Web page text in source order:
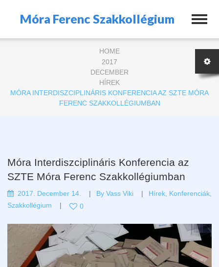
Móra Ferenc Szakkollégium
HOME
2017
DECEMBER
HÍREK
MÓRA INTERDISZCIPLINÁRIS KONFERENCIA AZ SZTE MÓRA
FERENC SZAKKOLLÉGIUMBAN
Móra Interdiszciplináris Konferencia az
SZTE Móra Ferenc Szakkollégiumban
2017. December 14. By Vass Viki Hírek Konferenciák
Szakkollégium
0